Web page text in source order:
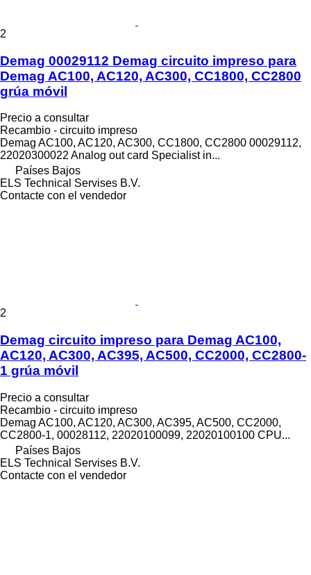
2
Demag 00029112 Demag circuito impreso para
Demag AC100, AC120, AC300, CC1800, CC2800
grúa móvil
Precio a consultar
Recambio - circuito impreso
Demag AC100, AC120, AC300, CC1800, CC2800 00029112,
22020300022 Analog out card Specialist in...
Países Bajos
ELS Technical Servises B.V.
Contacte con el vendedor
2
Demag circuito impreso para Demag AC100,
AC120, AC300, AC395, AC500, CC2000, CC2800-
1 grúa móvil
Precio a consultar
Recambio - circuito impreso
Demag AC100, AC120, AC300, AC395, AC500, CC2000,
CC2800-1, 00028112, 22020100099, 22020100100 CPU...
Países Bajos
ELS Technical Servises B.V.
Contacte con el vendedor